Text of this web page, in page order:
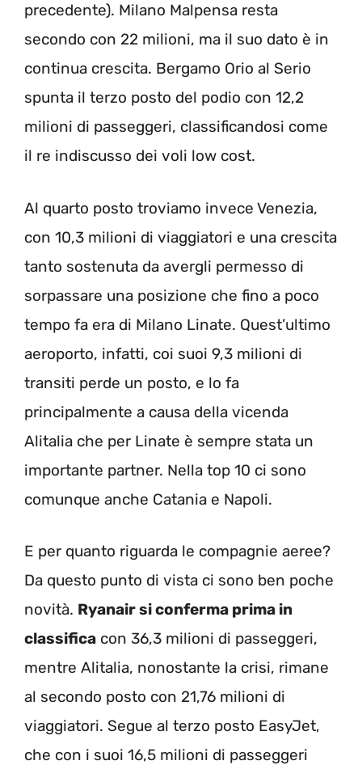
precedente). Milano Malpensa resta
secondo con 22 milioni, ma il suo dato è in
continua crescita. Bergamo Orio al Serio
spunta il terzo posto del podio con 12,2
milioni di passeggeri, classificandosi come
il re indiscusso dei voli low cost.
Al quarto posto troviamo invece Venezia,
con 10,3 milioni di viaggiatori e una crescita
tanto sostenuta da avergli permesso di
sorpassare una posizione che fino a poco
tempo fa era di Milano Linate. Quest’ultimo
aeroporto, infatti, coi suoi 9,3 milioni di
transiti perde un posto, e lo fa
principalmente a causa della vicenda
Alitalia che per Linate è sempre stata un
importante partner. Nella top 10 ci sono
comunque anche Catania e Napoli.
E per quanto riguarda le compagnie aeree?
Da questo punto di vista ci sono ben poche
novità. Ryanair si conferma prima in
classifica con 36,3 milioni di passeggeri,
mentre Alitalia, nonostante la crisi, rimane
al secondo posto con 21,76 milioni di
viaggiatori. Segue al terzo posto EasyJet,
che con i suoi 16,5 milioni di passeggeri